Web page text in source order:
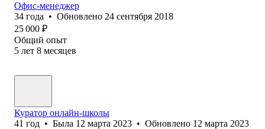
Офис-менеджер
34 года • Обновлено 24 сентября 2018
25 000 ₽
Общий опыт
5 лет 8 месяцев
Куратор онлайн-школы
41 год • Была 12 марта 2023 • Обновлено 12 марта 2023